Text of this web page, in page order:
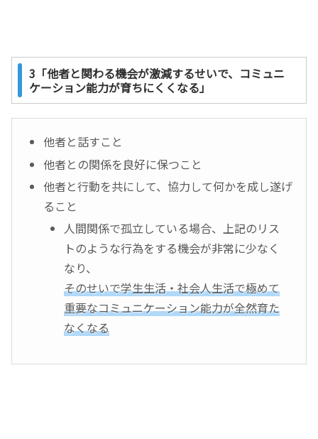
3「他者と関わる機会が激減するせいで、コミュニ
ケーション能力が育ちにくくなる」
他者と話すこと
他者との関係を良好に保つこと
他者と行動を共にして、協力して何かを成し遂げ
ること
人間関係で孤立している場合、上記のリス
トのような行為をする機会が非常に少なく
なり、
そのせいで学生生活・社会人生活で極めて
重要なコミュニケーション能力が全然育た
なくなる